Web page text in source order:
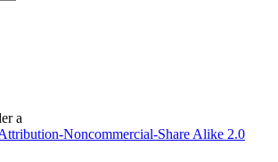
a
Noncommercial-Share Alike 2.0